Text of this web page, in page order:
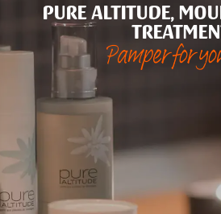
PURE ALTITUDE,
Pamper for